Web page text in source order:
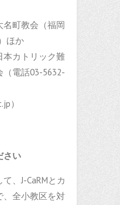
名町教会（福岡
ほか
本カトリック難
（電話03-5632-
）
さい
、J-CaRMとカ
、全小教区を対